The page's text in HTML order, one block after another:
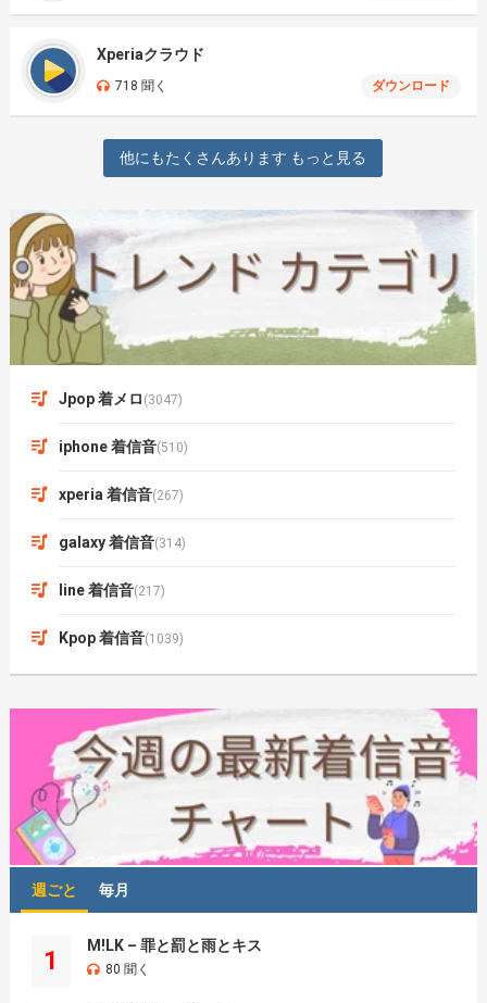
Xperiaクラウド
718 聞く ダウンロード
他にもたくさんあります もっと見る
Jpop 着メロ (3047)
iphone 着信音(510)
xperia 着信音(267)
galaxy 着信音(314)
line 着信音(217)
Kpop 着信音(1039)
週ごと 毎月
1
M!LK – 罪と罰と雨とキス
80 聞く